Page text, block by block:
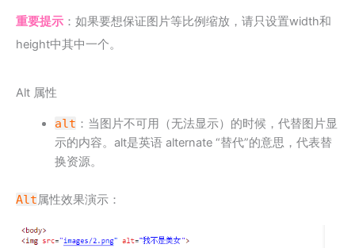
重要提示 ：如果要想保证图片等比例缩放，请只设置width和
height中其中一个。
Alt 属性
alt ：当图片不可用（无法显示）的时候，代替图片显
示的内容。alt是英语 alternate “替代”的意思，代表替
换资源。
Alt属性效果演示：